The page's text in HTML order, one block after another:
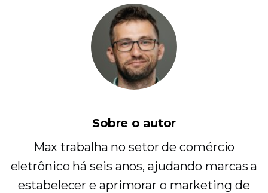
Sobre o autor
Max trabalha no setor de comércio
eletrônico há seis anos, ajudando marcas a
estabelecer e aprimorar o marketing de